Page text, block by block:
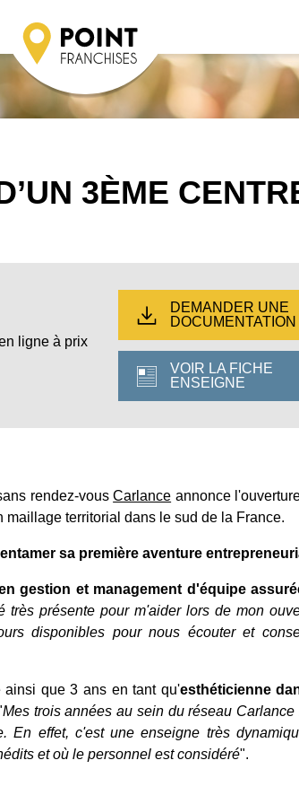
3ÈME
ligne à prix
DEMANDER UNE
DOCUMENTATION
VOIR LA FICHE
ENSEIGNE
rendez-vousCarlance annonce
territorial dans le sud de la France.
sa première aventure
gestion et management d'équipe
présente pour m'aider lors de mon
disponibles pour nous écouter et
ainsi que 3 ans en tant qu'esthéticienne
Mes trois années au sein du réseau Carlance
En effet, c'est une enseigne très
et où le personnel est considéré".